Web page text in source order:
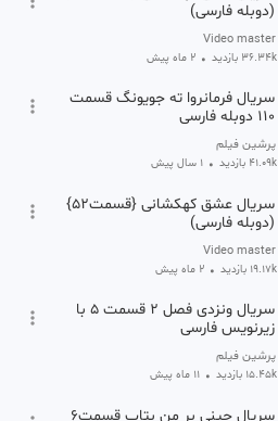
(دوبله فارسی)
Video master
36.34k بازدید • 2 ماه پیش
سریال فرمانروا ته جویونگ قسمت
۱۱۰ دوبله فارسی
پرشین فیلم
41.09k بازدید • 1 سال پیش
سریال عشق کهکشانی {قسمت52}
(دوبله فارسی)
Video master
19.17k بازدید • 2 ماه پیش
سریال ونزدی فصل ۲ قسمت ۵ با
زیرنویس فارسی
پرشین فیلم
15.45k بازدید • 11 ماه پیش
سريال چینی بر من بتاب قسمت۶